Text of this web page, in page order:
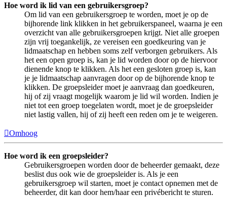
Hoe word ik lid van een gebruikersgroep?
Om lid van een gebruikersgroep te worden, moet je op de
bijhorende link klikken in het gebruikerspaneel, waarna je een
overzicht van alle gebruikersgroepen krijgt. Niet alle groepen
zijn vrij toegankelijk, ze vereisen een goedkeuring van je
lidmaatschap en hebben soms zelf verborgen gebruikers. Als
het een open groep is, kan je lid worden door op de hiervoor
dienende knop te klikken. Als het een gesloten groep is, kan
je je lidmaatschap aanvragen door op de bijhorende knop te
klikken. De groepsleider moet je aanvraag dan goedkeuren,
hij of zij vraagt mogelijk waarom je lid wil worden. Indien je
niet tot een groep toegelaten wordt, moet je de groepsleider
niet lastig vallen, hij of zij heeft een reden om je te weigeren.
Omhoog
Hoe word ik een groepsleider?
Gebruikersgroepen worden door de beheerder gemaakt, deze
beslist dus ook wie de groepsleider is. Als je een
gebruikersgroep wil starten, moet je contact opnemen met de
beheerder, dit kan door hem/haar een privébericht te sturen.